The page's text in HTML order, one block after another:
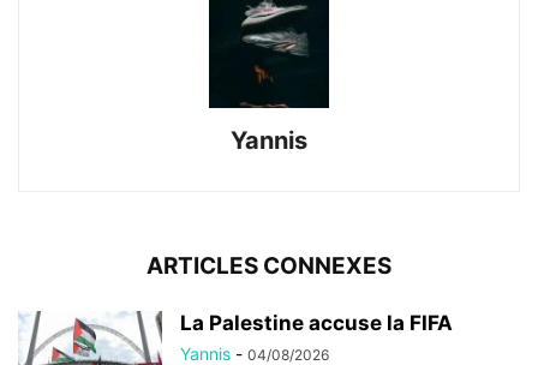
Yannis
ARTICLES CONNEXES
La Palestine accuse la FIFA
Yannis - 04/08/2026